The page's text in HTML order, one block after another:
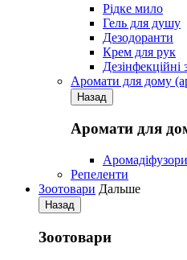
Рідке мило
Гель для душу
Дезодоранти
Крем для рук
Дезінфекційні
Аромати для дому
Назад
Аромати для
Аромадіфузори
Репеленти
Зоотовари Дальше
Назад
Зоотовари